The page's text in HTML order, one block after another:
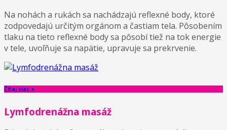
Na nohách a rukách sa nachádzajú reflexné body, ktoré
zodpovedajú určitým orgánom a častiam tela. Pôsobením
tlaku na tieto reflexné body sa pôsobí tiež na tok energie
v tele, uvoľňuje sa napätie, upravuje sa prekrvenie.
Čítaj viac +
Lymfodrenážna masáž